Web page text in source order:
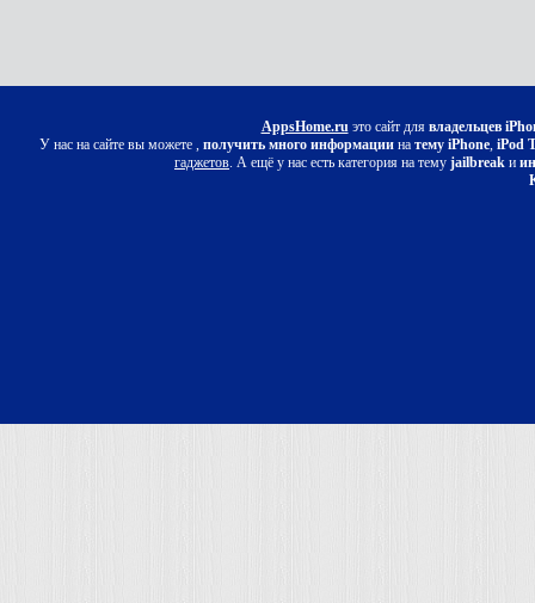
AppsHome.ruэто сайт для владельцев
У нас на сайте вы можете , получить много информациина тему iPhone,iPod
гаджетов. А ещё у нас есть категория на тему jailbreak и